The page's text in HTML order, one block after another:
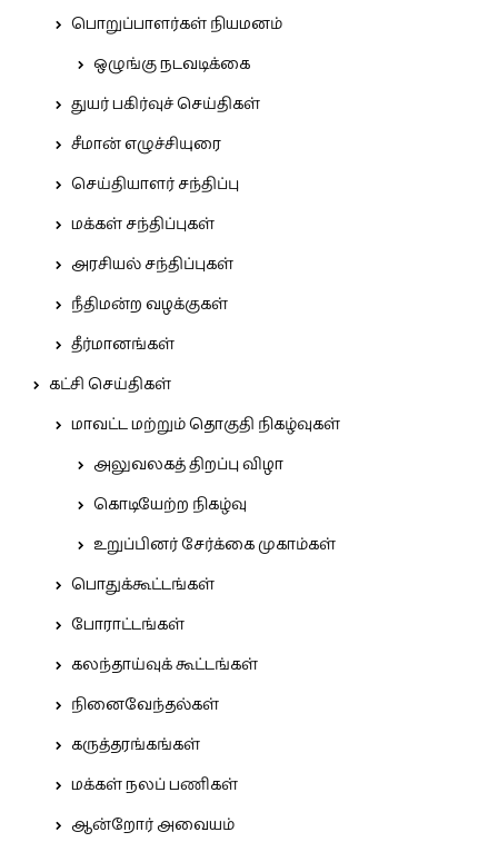
பொறுப்பாளர்கள் நியமனம்
ஒழுங்கு நடவடிக்கை
துயர் பகிர்வுச் செய்திகள்
சீமான் எழுச்சியுரை
செய்தியாளர் சந்திப்பு
மக்கள் சந்திப்புகள்
அரசியல் சந்திப்புகள்
நீதிமன்ற வழக்குகள்
தீர்மானங்கள்
கட்சி செய்திகள்
மாவட்ட மற்றும் தொகுதி நிகழ்வுகள்
அலுவலகத் திறப்பு விழா
கொடியேற்ற நிகழ்வு
உறுப்பினர் சேர்க்கை முகாம்கள்
பொதுக்கூட்டங்கள்
போராட்டங்கள்
கலந்தாய்வுக் கூட்டங்கள்
நினைவேந்தல்கள்
கருத்தரங்கங்கள்
மக்கள் நலப் பணிகள்
ஆன்றோர் அவையம்